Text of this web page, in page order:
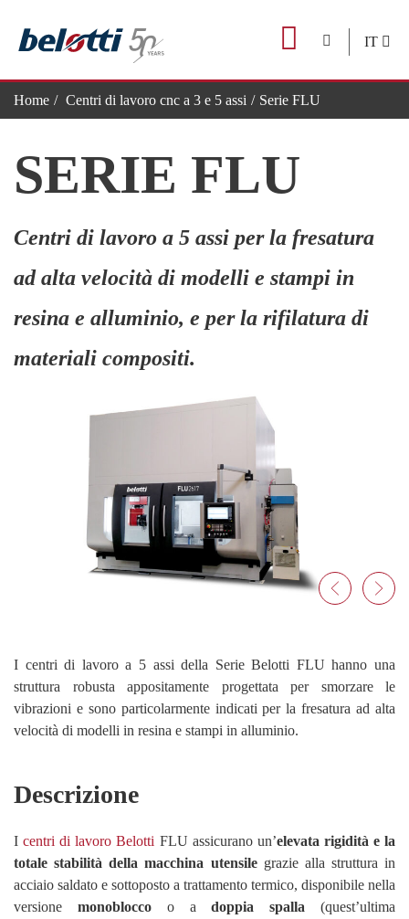
content
IT
Home Centri di lavoro cnc a 3 e 5 assi Serie FLU
SERIE FLU
Centri di lavoro a 5 assi per la fresatura
ad alta velocità di modelli e stampi in
resina e alluminio, e per la rifilatura di
materiali compositi.
I centri di lavoro a 5 assi della Serie Belotti FLU hanno una
struttura robusta appositamente progettata per smorzare le
vibrazioni e sono particolarmente indicati per la fresatura ad alta
velocità di modelli in resina e stampi in alluminio.
Descrizione
Icentri di lavoro Belotti FLU assicurano un’elevata rigidità e la
totale stabilità della macchina utensilegrazie alla struttura in
acciaio saldato e sottoposto a trattamento termico, disponibile nella
versione monobloccoo adoppia spalla (quest’ultima